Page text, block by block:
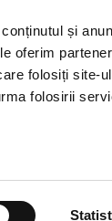
și
oferim
folosiți site-
folosirii